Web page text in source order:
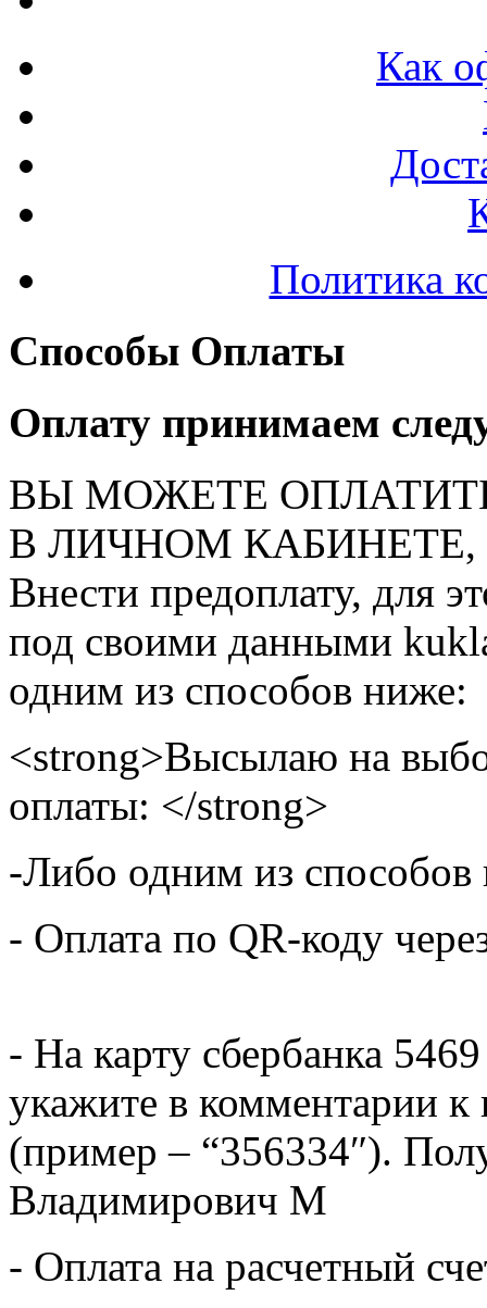
Как
Политика
Способы Оплаты
Оплату принимаем
ВЫ МОЖЕТЕ
В ЛИЧНОМ КАБИНЕТЕ,
Внести предоплату, для
под своими данными
одним из способов ниже:
<strong>Высылаю на
оплаты: </strong>
-Либо одним из
- Оплата по QR-коду
- На карту сбербанка
укажите в комментарии к
(пример – “356334″).
Владимирович М
- Оплата на расчетный